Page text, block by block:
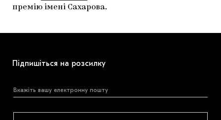
премію імені Сахарова.
Підпишіться на розсилку